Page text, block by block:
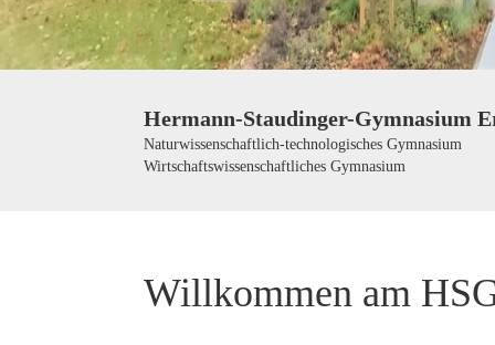
Hermann-Staudinger-Gymnasium
Naturwissenschaftlich-technologisches Gymnasium
Wirtschaftswissenschaftliches Gymnasium
Willkommen am